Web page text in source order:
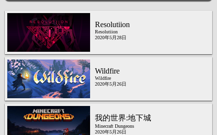
Resolutiion
Resolutiion
2020年5月28日
Wildfire
Wildfire
2020年5月26日
我的世界:地下城
Minecraft Dungeons
2020年5月26日